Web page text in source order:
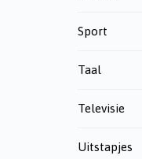
Sport
Taal
Televisie
Uitstapjes